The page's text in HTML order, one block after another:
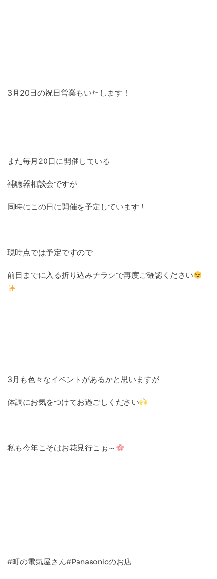
3月20日の祝日営業もいたします！
また毎月20日に開催している
補聴器相談会ですが
同時にこの日に開催を予定しています！
現時点では予定ですので
前日までに入る折り込みチラシで再度ご確認ください
3月も色々なイベントがあるかと思いますが
体調にお気をつけてお過ごしください
私も今年こそはお花見行こぉ～
#町の電気屋さん#Panasonicのお店